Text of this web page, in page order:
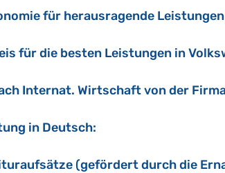
für herausragende
für die besten Leistungen in
Internat. Wirtschaft von der
in Deutsch:
(gefördert durch die